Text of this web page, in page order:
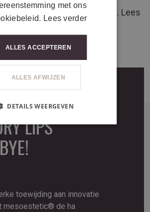
®
loopt voorop in de markt. Lees
LIPS -
LIPS
toewijding aan innovatie
mesoestetic® de ha
met ons
Lees verder
ALLES ACCEPTEREN
ALLES AFWIJZEN
DETAILS WEERGEVEN